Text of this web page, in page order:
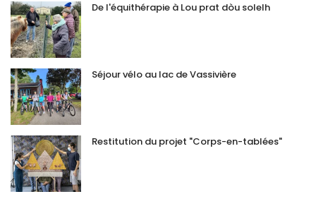
De l'équithérapie à Lou prat dòu solelh
Séjour vélo au lac de Vassivière
Restitution du projet "Corps-en-tablées"